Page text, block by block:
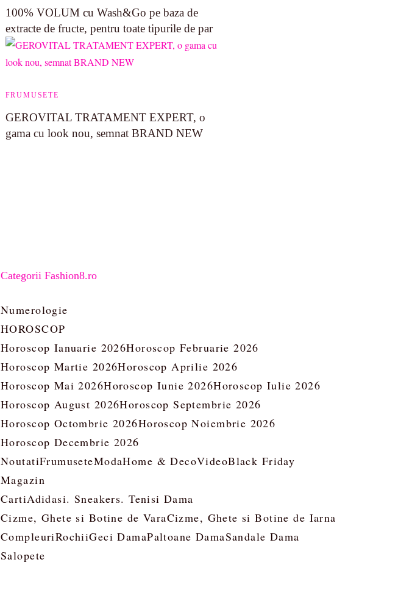
100% VOLUM cu Wash&Go pe baza de
extracte de fructe, pentru toate tipurile de par
FRUMUSETE
GEROVITAL TRATAMENT EXPERT, o
gama cu look nou, semnat BRAND NEW
Categorii Fashion8.ro
Numerologie
HOROSCOP
Horoscop Ianuarie 2026Horoscop Februarie 2026
Horoscop Martie 2026Horoscop Aprilie 2026
Horoscop Mai 2026Horoscop Iunie 2026Horoscop Iulie 2026
Horoscop August 2026Horoscop Septembrie 2026
Horoscop Octombrie 2026Horoscop Noiembrie 2026
Horoscop Decembrie 2026
NoutatiFrumuseteModaHome & DecoVideoBlack Friday
Magazin
CartiAdidasi. Sneakers. Tenisi Dama
Cizme, Ghete si Botine de VaraCizme, Ghete si Botine de Iarna
CompleuriRochiiGeci DamaPaltoane DamaSandale Dama
Salopete